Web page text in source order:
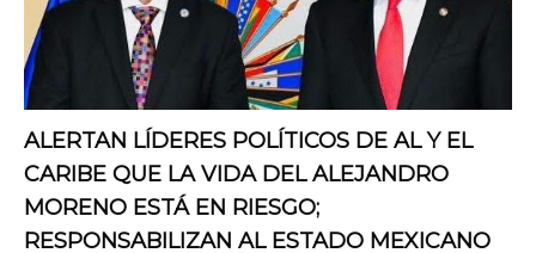
ALERTAN LÍDERES POLÍTICOS DE AL Y EL
CARIBE QUE LA VIDA DEL ALEJANDRO
MORENO ESTÁ EN RIESGO;
RESPONSABILIZAN AL ESTADO MEXICANO